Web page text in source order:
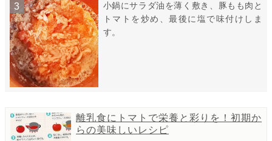
小鍋にサラダ油を薄く敷き、豚もも肉と
トマトを炒め、最後に塩で味付けしま
す。
離乳食にトマトで栄養と彩りを！初期か
らの美味しいレシピ